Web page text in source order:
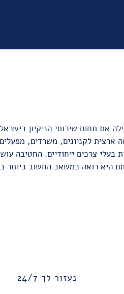
לקניונים, משרדים,
בעלי צרכים ייחודיים. החטיבה
היא רואה כמשאב החשוב ביותר
נעזור לך 24/7